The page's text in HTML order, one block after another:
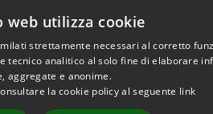
web utilizza cookie
strettamente necessari al corretto
tecnico analitico al solo fine di elaborare
aggregate e anonime.
la cookie policy al seguente link